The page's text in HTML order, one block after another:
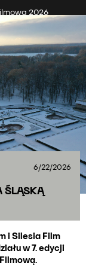
2026
6/22/2026
ŚLĄSKĄ
i Silesia Film
w 7. edycji